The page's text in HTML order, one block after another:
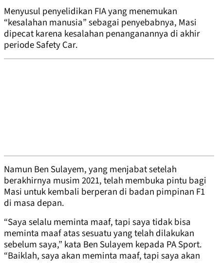
Menyusul penyelidikan FIA yang menemukan
“kesalahan manusia” sebagai penyebabnya, Masi
dipecat karena kesalahan penanganannya di akhir
periode Safety Car.
Namun Ben Sulayem, yang menjabat setelah
berakhirnya musim 2021, telah membuka pintu bagi
Masi untuk kembali berperan di badan pimpinan F1
di masa depan.
“Saya selalu meminta maaf, tapi saya tidak bisa
meminta maaf atas sesuatu yang telah dilakukan
sebelum saya,” kata Ben Sulayem kepada PA Sport.
“Baiklah, saya akan meminta maaf, tapi saya akan